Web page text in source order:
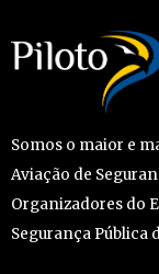
Somos o maior e
Aviação de
Organizadores do
Segurança Pública